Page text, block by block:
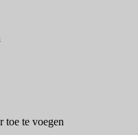
toe te voegen